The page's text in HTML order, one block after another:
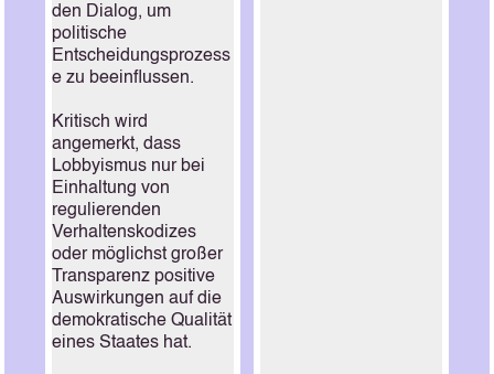
den Dialog, um
politische
Entscheidungsprozess
e zu beeinflussen.
Kritisch wird
angemerkt, dass
Lobbyismus nur bei
Einhaltung von
regulierenden
Verhaltenskodizes
oder möglichst großer
Transparenz positive
Auswirkungen auf die
demokratische Qualität
eines Staates hat.